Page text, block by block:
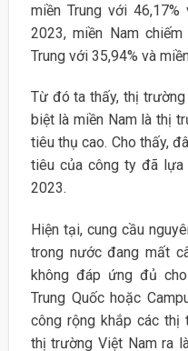
miền Trung với
2023, miền Nam
Trung với 35,94% và
Từ đó ta thấy, thị trường
biệt là miền Nam là thị
tiêu thụ cao. Cho thấy,
tiêu của công ty đã
2023.
Hiện tại, cung cầu
trong nước đang mất
không đáp ứng đủ
Trung Quốc hoặc
công rộng khắp các thị
thị trường Việt Nam ra